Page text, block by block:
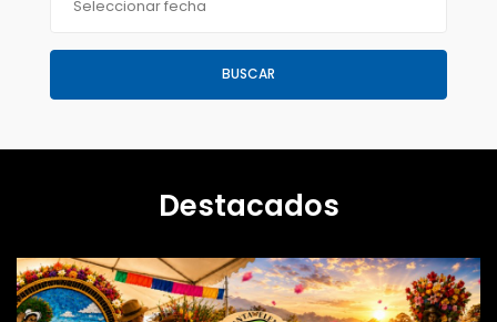
BUSCAR
Destacados